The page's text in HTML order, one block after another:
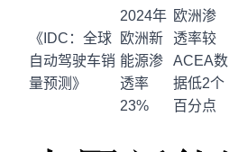
《IDC：全球
自动驾驶车销
量预测》
2024年
欧洲新
能源渗
透率
23%
欧洲渗
透率较
ACEA数
据低2个
百分点